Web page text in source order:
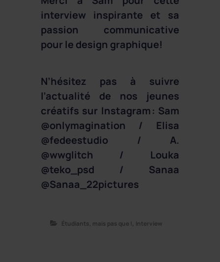
interview inspirante et sa
passion communicative
pour le design graphique!
N’hésitez pas à suivre
l’actualité de nos jeunes
créatifs sur Instagram : Sam
@onlymagination / Elisa
@fedeestudio / A.
@wwglitch / Louka
@teko_psd / Sanaa
@Sanaa_22pictures
Étudiants, mais pas que ! Interview